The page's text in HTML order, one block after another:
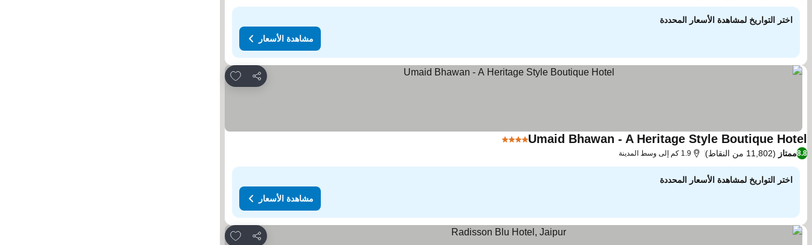
اختر التواريخ لمشاهدة الأسعار المحددة
مشاهدة الأسعار
مشاركة
Add to favorites
Umaid Bhawan - A Heritage Style Boutique Hotel4 عدد النجوم
8.8ممتاز (11,802 من النقاط) 1.9 كم إلى وسط المدينة
اختر التواريخ لمشاهدة الأسعار المحددة
مشاهدة الأسعار
مشاركة
Add to favorites